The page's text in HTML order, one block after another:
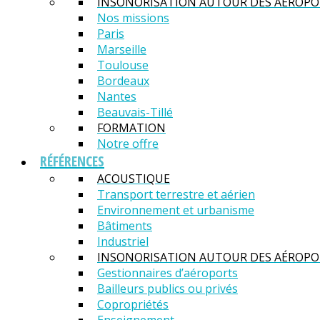
Nos missions
Paris
Marseille
Toulouse
Bordeaux
Nantes
Beauvais-Tillé
FORMATION
Notre offre
RÉFÉRENCES
ACOUSTIQUE
Transport terrestre et aérien
Environnement et urbanisme
Bâtiments
Industriel
INSONORISATION AUTOUR DES
Gestionnaires d’aéroports
Bailleurs publics ou privés
Copropriétés